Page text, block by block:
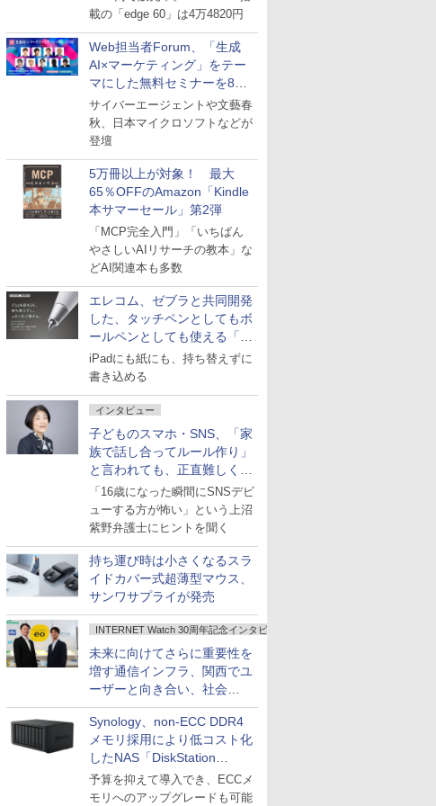
載の「edge 60」は4万4820円
Web担当者Forum、「生成
AI×マーケティング」をテー
マにした無料セミナーを8月
27日にオンライン開催
サイバーエージェントや文藝春
秋、日本マイクロソフトなどが
登壇
5万冊以上が対象！ 最大
65％OFFのAmazon「Kindle
本サマーセール」第2弾
「MCP完全入門」「いちばん
やさしいAIリサーチの教本」な
どAI関連本も多数
エレコム、ゼブラと共同開発
した、タッチペンとしてもボ
ールペンとしても使える「ス
タイラスツーウェイ」発売
iPadにも紙にも、持ち替えずに
書き込める
インタビュー
子どものスマホ・SNS、「家
族で話し合ってルール作り」
と言われても、正直難しくな
いですか？
「16歳になった瞬間にSNSデビ
ューする方が怖い」という上沼
紫野弁護士にヒントを聞く
持ち運び時は小さくなるスラ
イドカバー式超薄型マウス、
サンワサプライが発売
INTERNET Watch 30周年記念インタビュー
未来に向けてさらに重要性を
増す通信インフラ、関西でユ
ーザーと向き合い、社会
の“あたらしい”を起動し続け
る～オプテージ
Synology、non-ECC DDR4
メモリ採用により低コスト化
したNAS「DiskStation
neo+」シリーズ
予算を抑えて導入でき、ECCメ
モリへのアップグレードも可能